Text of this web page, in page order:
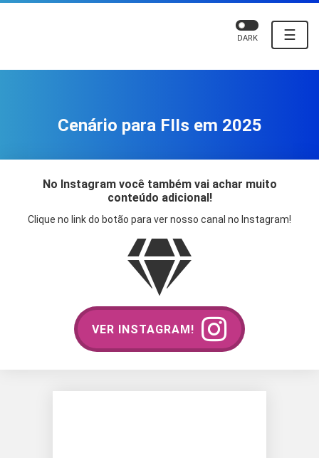
☰
DARK
Cenário para FIIs em 2025
No Instagram você também vai achar muito
conteúdo adicional!
Clique no link do botão para ver nosso canal no Instagram!
VER INSTAGRAM!